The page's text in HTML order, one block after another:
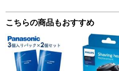
こちらの商品もおすすめ